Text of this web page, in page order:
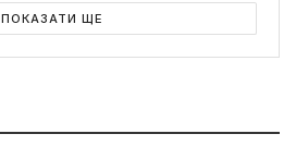
ПОКАЗАТИ ЩЕ